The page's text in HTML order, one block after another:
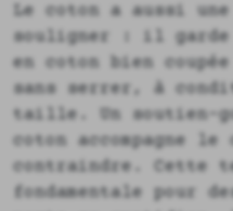
Le coton a aussi
souligner : il garde
en coton bien
sans serrer, à
taille. Un soutien-
coton accompagne
contraindre. Cette
fondamentale pour